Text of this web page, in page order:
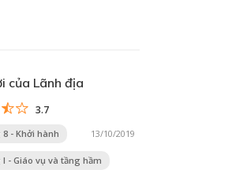
của Lãnh địa
3.7
- Khởi hành 13/10/2019
- Giáo vụ và tầng hầm